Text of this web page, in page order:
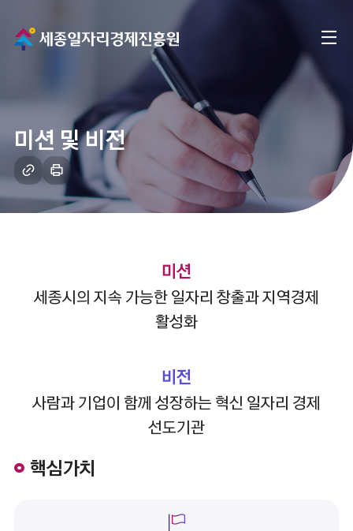
메
인
으
로
이
동
체
뉴
미션 및 비전
링
복
인
쇄
하
미션
세종시의 지속 가능한 일자리 창출과 지역경제
활성화
비전
사람과 기업이 함께 성장하는 혁신 일자리 경제
선도기관
핵심가치